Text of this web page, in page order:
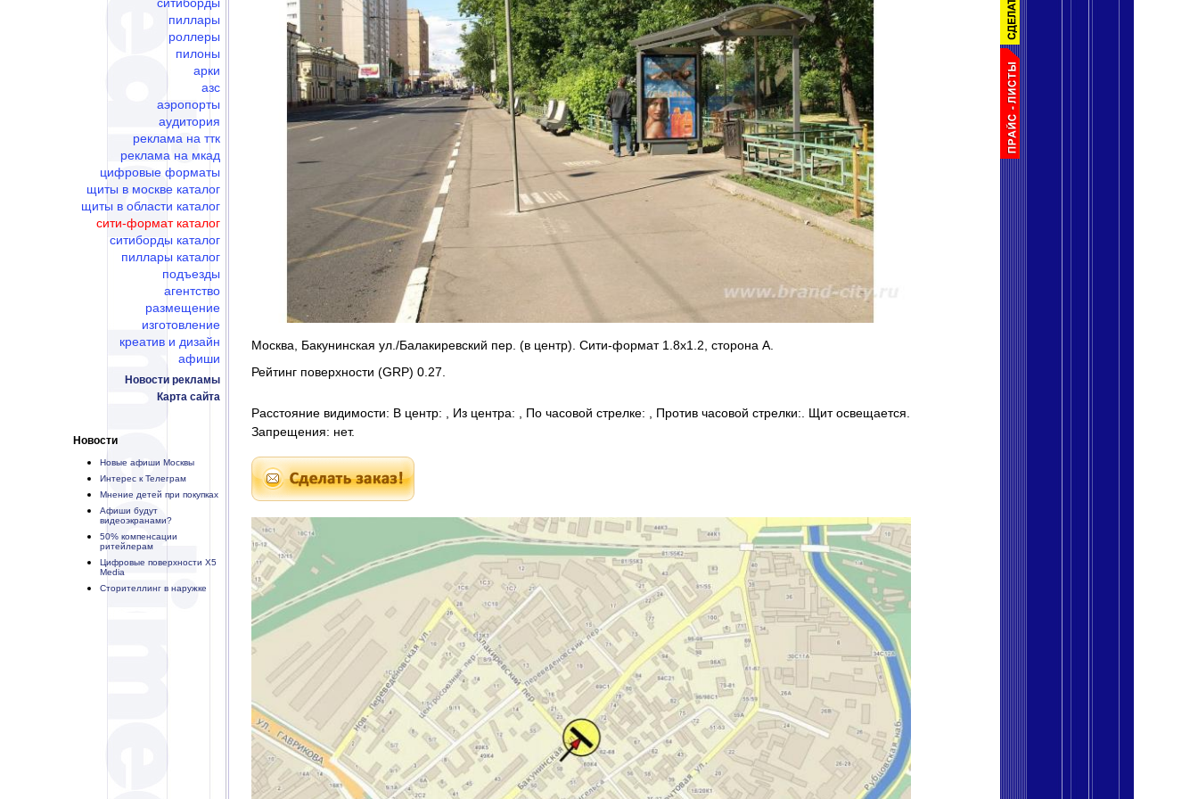
ситиборды
пиллары
роллеры
пилоны
арки
азс
аэропорты
аудитория
реклама на ттк
реклама на мкад
цифровые форматы
щиты в москве каталог
щиты в области каталог
сити-формат каталог
ситиборды каталог
пиллары каталог
подъезды
агентство
размещение
изготовление
креатив и дизайн
афиши
Новости рекламы
Карта сайта
Новости
Новые афиши Москвы
Интерес к Телеграм
Мнение детей при покупках
Афиши будут
видеоэкранами?
50% компенсации
ритейлерам
Цифровые поверхности X5
Media
Сторителлинг в наружке
Москва, Бакунинская ул./Балакиревский пер. (в центр). Сити-формат 1.8х1.2, сторона А.
Рейтинг поверхности (GRP) 0.27.
Расстояние видимости: В центр: , Из центра: , По часовой стрелке: , Против часовой стрелки:. Щит освещается.
Запрещения: нет.